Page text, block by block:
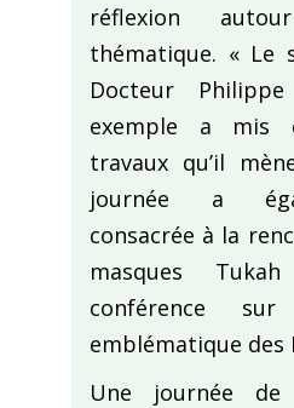
réflexion
thématique. « Le
Docteur
exemple a mis
travaux qu’il
journée a
consacrée à la
masques
conférence
emblématique des
Une journée de